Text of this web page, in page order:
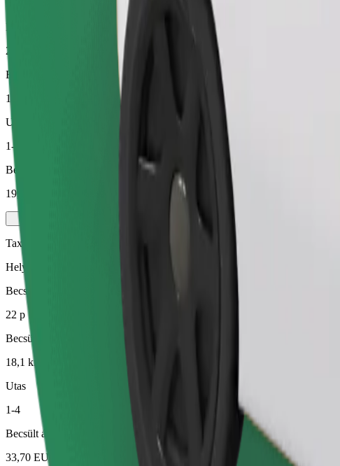
Hatékony utazások teljesen elektromos járművekkel
Becsült utazási idő
22 p
Becsült távolság
18,1 km
Utas
1-4
Becsült ár
19,10 EUR
Taxi
Helyi taxisok állnak rendelkezésedre
Becsült utazási idő
22 p
Becsült távolság
18,1 km
Utas
1-4
Becsült ár
33,70 EUR